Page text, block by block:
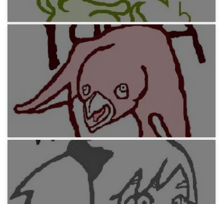
13年前
みろりHP
知り合いを思い出してペイントでかいてみよう3
13年前
みろりHP
知り合いを思い出してペイントでかいてみよう2